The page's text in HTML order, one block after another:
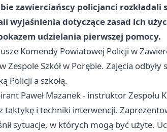
zawierciańscy policjanci
wyjaśnienia dotyczące zasad ich
udzielania pierwszej pomocy.
Komendy Powiatowej Policji w
Zespole Szkół w Porębie. Zajęcia
Policji a szkołą.
Paweł Mazanek - instruktor Zespołu
taktykę i techniki interwencji.
sytuacje, w których mogą być użyte.